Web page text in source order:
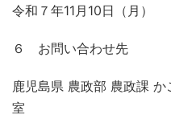
令和７年11月10日（月）
６ お問い合わせ先
鹿児島県 農政部 農政課
室